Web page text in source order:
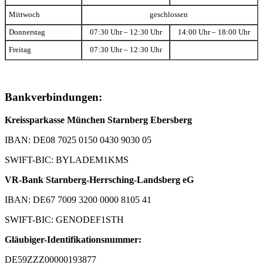
Mittwoch geschlossen
Donnerstag 07:30 Uhr – 12:30 Uhr 14:00 Uhr – 18:00 Uhr
Freitag 07:30 Uhr – 12:30 Uhr
Bankverbindungen:
Kreissparkasse München Starnberg Ebersberg
IBAN: DE08 7025 0150 0430 9030 05
SWIFT-BIC: BYLADEM1KMS
VR-Bank Starnberg-Herrsching-Landsberg eG
IBAN: DE67 7009 3200 0000 8105 41
SWIFT-BIC: GENODEF1STH
Gläubiger-Identifikationsnummer:
DE59ZZZ00000193877